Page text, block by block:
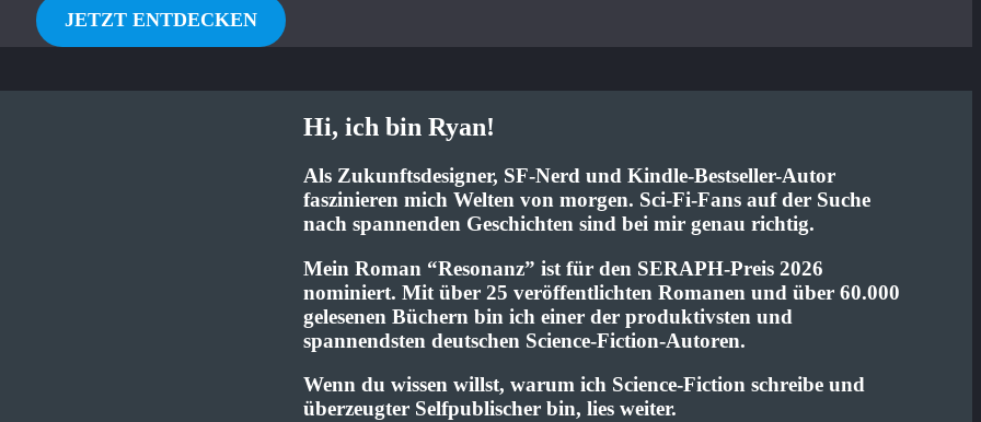
JETZT ENTDECKEN
Hi, ich bin Ryan!
Als Zukunftsdesigner, SF-Nerd und Kindle-Bestseller-Autor
faszinieren mich Welten von morgen. Sci-Fi-Fans auf der Suche
nach spannenden Geschichten sind bei mir genau richtig.
Mein Roman “Resonanz” ist für den SERAPH-Preis 2026
nominiert. Mit über 25 veröffentlichten Romanen und über 60.000
gelesenen Büchern bin ich einer der produktivsten und
spannendsten deutschen Science-Fiction-Autoren.
Wenn du wissen willst, warum ich Science-Fiction schreibe und
überzeugter Selfpublischer bin, lies weiter.